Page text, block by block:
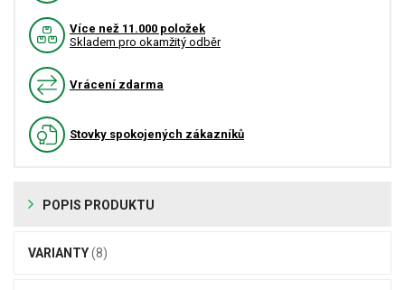
Více než 11.000 položek
Skladem pro okamžitý odběr
Vrácení zdarma
Stovky spokojených zákazníků
POPIS PRODUKTU
VARIANTY(8)